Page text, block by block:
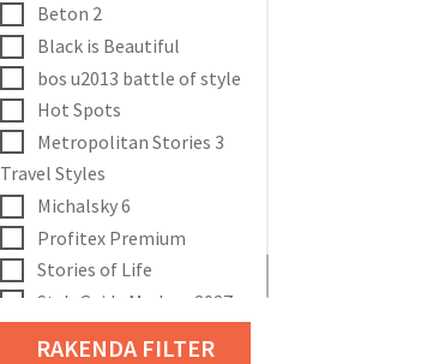
Beton 2
Black is Beautiful
bos u2013 battle of style
Hot Spots
Metropolitan Stories 3
Travel Styles
Michalsky 6
Profitex Premium
Stories of Life
StyleGuide Modern 2027
RAKENDA FILTER